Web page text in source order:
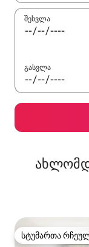
შესვლა
გასვლა
სტუმართა
სტუმართა